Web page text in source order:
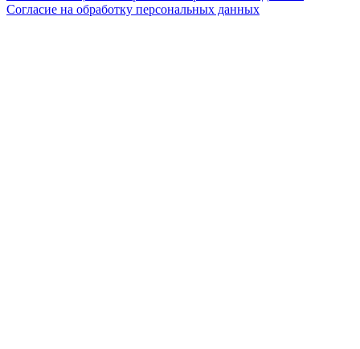
Согласие на обработку персональных данных